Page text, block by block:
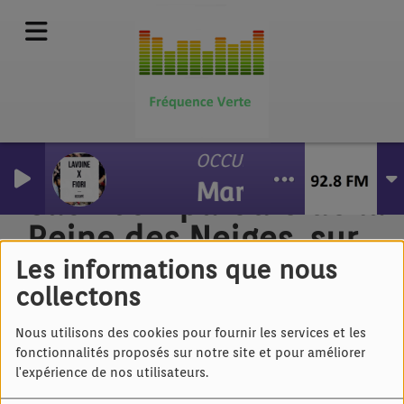
Les informations que nous
collectons
Nous utilisons des cookies pour fournir les services et les
fonctionnalités proposés sur notre site et pour améliorer
l'expérience de nos utilisateurs.
OCCUPE
Marc Lavoine et
Saori Jo - parodie de la
Reine des Neiges. sur
le thème du
déconfinement